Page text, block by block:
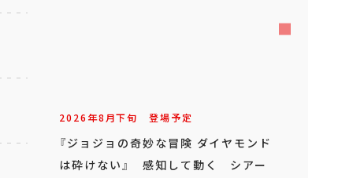
2026年8月下旬 登場予定
『ジョジョの奇妙な冒険 ダイヤモンド
は砕けない』 感知して動く シアー